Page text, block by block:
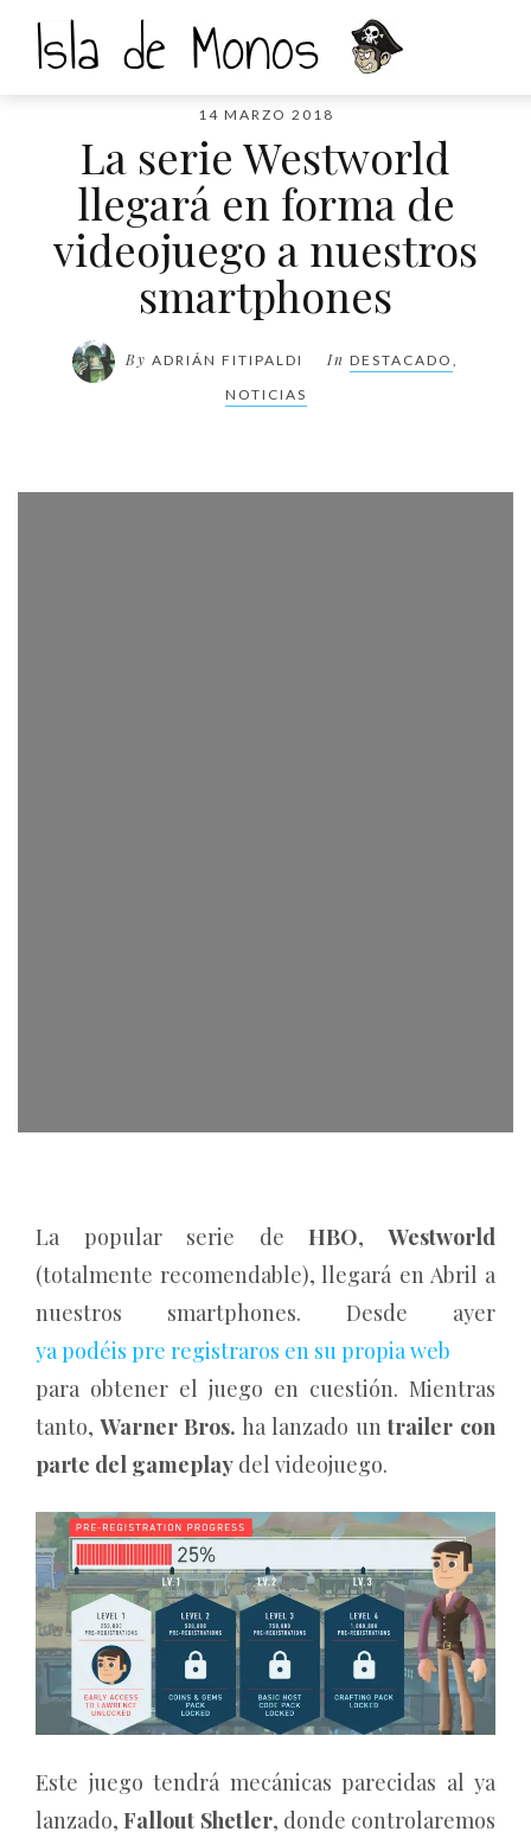
14 MARZO 2018
La serie Westworld
llegará en forma de
videojuego a nuestros
smartphones
By ADRIÁN FITIPALDI In DESTACADO ,
NOTICIAS
La popular serie deHBO,Westworld
(totalmente recomendable), llegará en Abril a
nuestros smartphones. Desde ayer
ya podéis pre registraros en su propia web
para obtener el juego en cuestión. Mientras
tanto,Warner Bros. ha lanzado untrailer con
parte del gameplay del videojuego.
Este juego tendrá mecánicas parecidas al ya
lanzado,Fallout Shetler, donde controlaremos